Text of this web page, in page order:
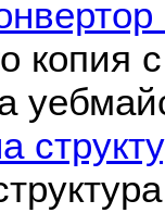
копия